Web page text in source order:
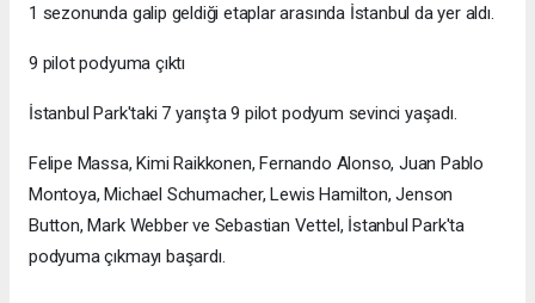
1 sezonunda galip geldiği etaplar arasında İstanbul da yer aldı.
9 pilot podyuma çıktı
İstanbul Park'taki 7 yarışta 9 pilot podyum sevinci yaşadı.
Felipe Massa, Kimi Raikkonen, Fernando Alonso, Juan Pablo
Montoya, Michael Schumacher, Lewis Hamilton, Jenson
Button, Mark Webber ve Sebastian Vettel, İstanbul Park'ta
podyuma çıkmayı başardı.